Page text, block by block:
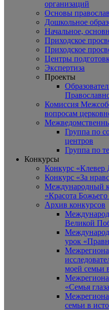
организаций
Основы
Дошкольное
Начальное,
Приходское
Приходское
Центры
Экспертиза
Проекты
Комиссия
вопросам
Группа по
центров
Группа по
Конкурсы
Конкурс
Конкурс «За
Международный
«Красота
Архив конкурсов
Великой
урок
моей семьи
«Семья
семьи в